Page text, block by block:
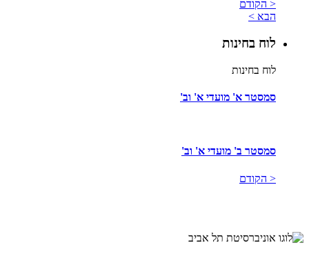
< הקודם
הבא >
לוח בחינות
לוח בחינות
סמסטר א' מועדי א' וב'
סמסטר ב' מועדי א' וב'
< הקודם